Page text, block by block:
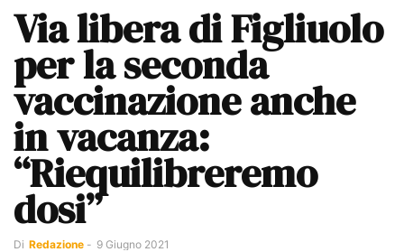
Via libera di Figliuolo
per la seconda
vaccinazione anche
in vacanza:
“Riequilibreremo
dosi”
Di Redazione - 9 Giugno 2021